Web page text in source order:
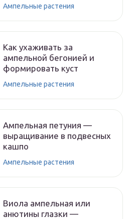
Ампельные растения
Как ухаживать за
ампельной бегонией и
формировать куст
Ампельные растения
Ампельная петуния —
выращивание в подвесных
кашпо
Ампельные растения
Виола ампельная или
анютины глазки —